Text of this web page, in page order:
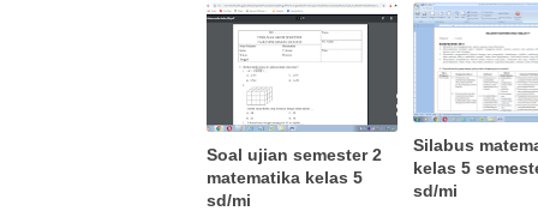
Soal ujian semester 2
matematika kelas 5
sd/mi
Silabus
kelas 5
sd/mi